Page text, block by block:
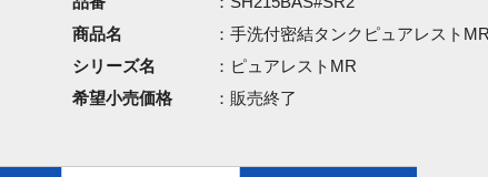
商品名
：手洗付密結タンクピュアレスト
シリーズ名
：ピュアレストMR
希望小売価格
：販売終了